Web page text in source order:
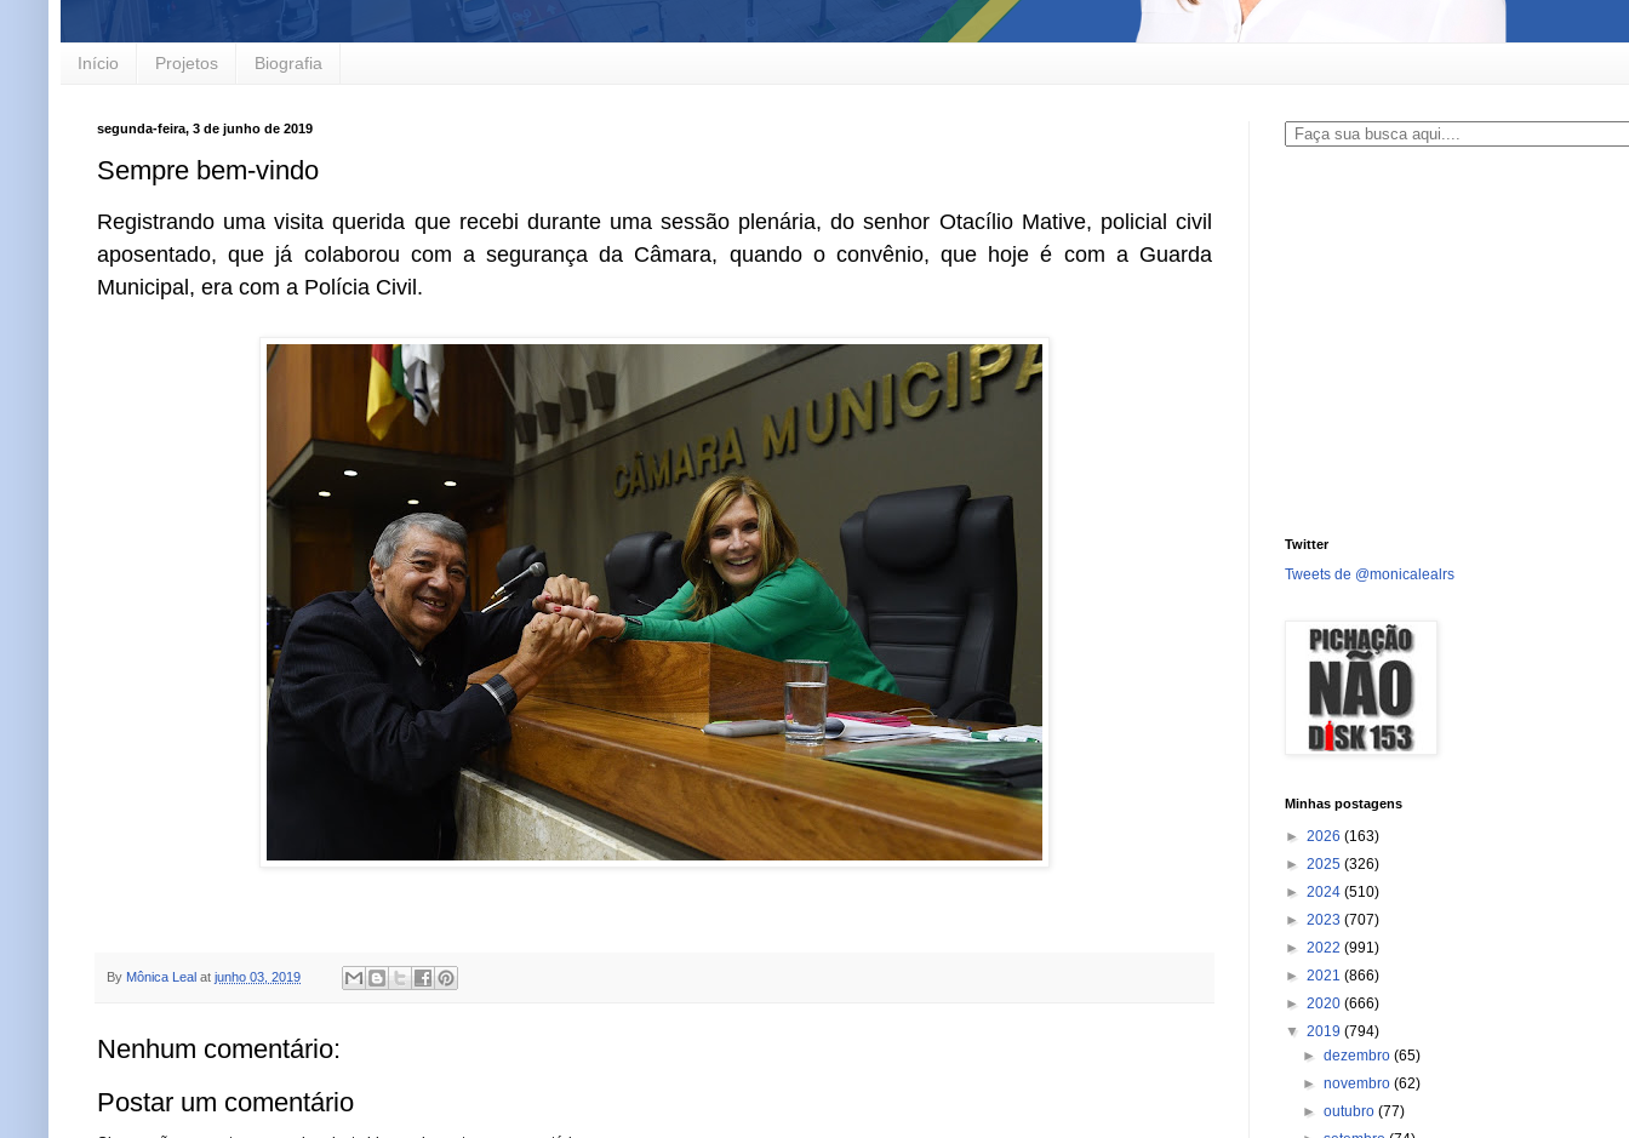
Início Projetos Biografia
segunda-feira, 3 de junho de 2019
Sempre bem-vindo
Registrando uma visita querida que recebi durante uma sessão plenária, do senhor Otacílio Mative, policial civil
aposentado, que já colaborou com a segurança da Câmara, quando o convênio, que hoje é com a Guarda
Municipal, era com a Polícia Civil.
By Mônica Leal at junho 03, 2019
Nenhum comentário:
Postar um comentário
Twitter
Tweets de @monicalealrs
Minhas postagens
► 2026 (163)
► 2025 (326)
► 2024 (510)
► 2023 (707)
► 2022 (991)
► 2021 (866)
► 2020 (666)
▼ 2019 (794)
►dezembro(65)
►novembro(62)
►outubro(77)